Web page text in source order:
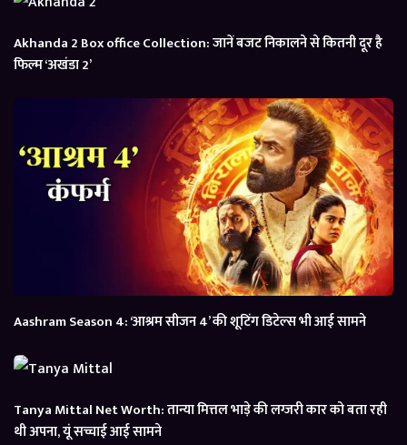
Akhanda 2 Box office Collection: जानें बजट निकालने से कितनी दूर है
फिल्म ‘अखंडा 2’
Aashram Season 4: ‘आश्रम सीजन 4’ की शूटिंग डिटेल्स भी आई सामने
Tanya Mittal Net Worth: तान्या मित्तल भाड़े की लग्जरी कार को बता रही
थी अपना, यूं सच्चाई आई सामने